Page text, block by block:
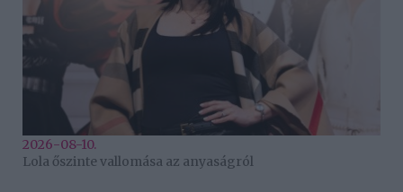
2026-08-10.
Lola őszinte vallomása az anyaságról